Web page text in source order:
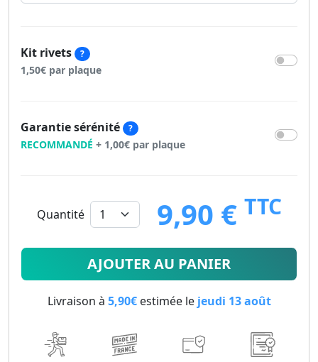
Kit rivets ?
1,50€ par plaque
Garantie sérénité ?
RECOMMANDÉ + 1,00€ par plaque
Quantité 9,90 € TTC
9.9 €
AJOUTER AU PANIER
Livraison à 5,90€estimée le jeudi 13 août